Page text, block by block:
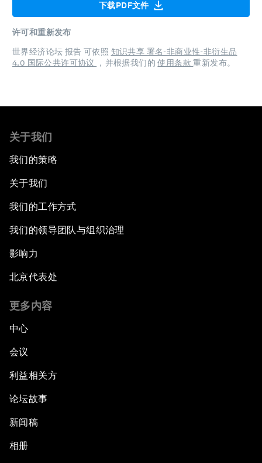
下载PDF文件
许可和重新发布
世界经济论坛 报告 可依照 知识共享 署名-非商业性-非衍生品
4.0 国际公共许可协议
，并根据我们的使用条款重新发布。
关于我们
我们的策略
关于我们
我们的工作方式
我们的领导团队与组织治理
影响力
北京代表处
更多内容
中心
会议
利益相关方
论坛故事
新闻稿
相册